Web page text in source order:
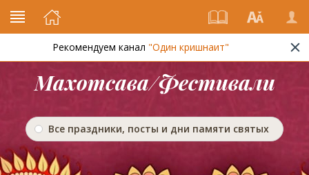
Рекомендуем канал "Один кришнаит"
Махотсава/Фестивали
Все праздники, посты и дни памяти святых